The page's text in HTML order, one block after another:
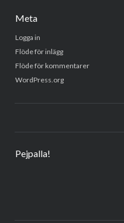
Meta
Logga in
Flöde för inlägg
Flöde för kommentarer
WordPress.org
Pejpalla!